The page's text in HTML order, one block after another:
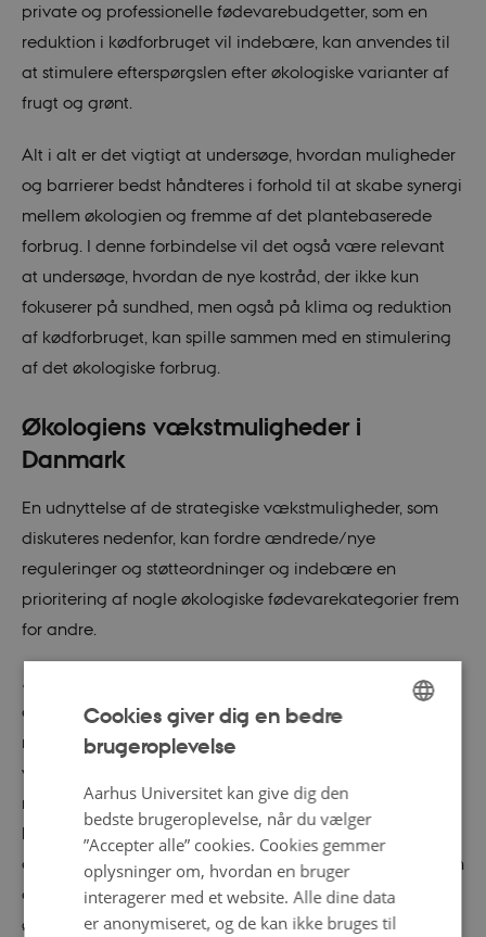
private og professionelle fødevarebudgetter, som en
reduktion i kødforbruget vil indebære, kan anvendes til
at stimulere efterspørgslen efter økologiske varianter af
frugt og grønt.
Alt i alt er det vigtigt at undersøge, hvordan muligheder
og barrierer bedst håndteres i forhold til at skabe synergi
mellem økologien og fremme af det plantebaserede
forbrug. I denne forbindelse vil det også være relevant
at undersøge, hvordan de nye kostråd, der ikke kun
fokuserer på sundhed, men også på klima og reduktion
af kødforbruget, kan spille sammen med en stimulering
af det økologiske forbrug.
Økologiens vækstmuligheder i
Danmark
En udnyttelse af de strategiske vækstmuligheder, som
diskuteres nedenfor, kan fordre ændrede/nye
reguleringer og støtteordninger og indebære en
prioritering af nogle økologiske fødevarekategorier frem
for andre.
Markedsandelen
detailhandelskæders varekategorier varierer fra 0 til
næsten 100 %. Selvom der således burde være basis for
vækst i nogle af butikskæderne og kategorierne, er det
muligt, at mætningspunktet i andre kæder og
kategorier, fx for nogle af de animalske fødevarer,
allerede er nået. Dette bør undersøges nærmere, ligesom
det bør undersøges i hvilken udstrækning et mersalg af
økologi til de forbrugere, der i et vist omfang allerede
Cookies giver dig en bedre
brugeroplevelse
Aarhus Universitet kan give dig den
bedste brugeroplevelse, når du vælger
”Accepter alle” cookies. Cookies gemmer
oplysninger om, hvordan en bruger
interagerer med et website. Alle dine data
er anonymiseret, og de kan ikke bruges til